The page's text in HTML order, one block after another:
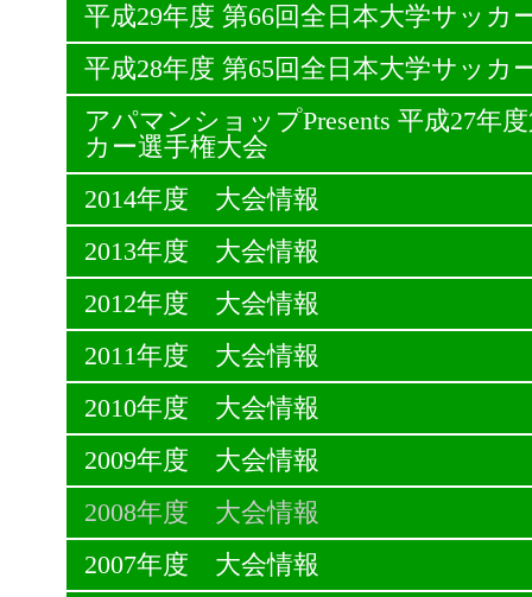
平成29年度 第66回全日本大学サッカ
平成28年度 第65回全日本大学サッカ
アパマンショップPresents 平成27年
カー選手権大会
2014年度 大会情報
2013年度 大会情報
2012年度 大会情報
2011年度 大会情報
2010年度 大会情報
2009年度 大会情報
2008年度 大会情報
2007年度 大会情報